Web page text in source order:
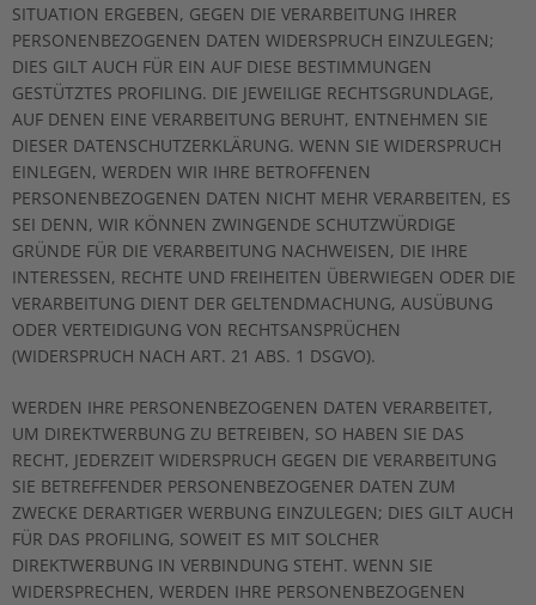
SITUATION ERGEBEN, GEGEN DIE VERARBEITUNG IHRER
PERSONENBEZOGENEN DATEN WIDERSPRUCH EINZULEGEN;
DIES GILT AUCH FÜR EIN AUF DIESE BESTIMMUNGEN
GESTÜTZTES PROFILING. DIE JEWEILIGE RECHTSGRUNDLAGE,
AUF DENEN EINE VERARBEITUNG BERUHT, ENTNEHMEN SIE
DIESER DATENSCHUTZERKLÄRUNG. WENN SIE WIDERSPRUCH
EINLEGEN, WERDEN WIR IHRE BETROFFENEN
PERSONENBEZOGENEN DATEN NICHT MEHR VERARBEITEN, ES
SEI DENN, WIR KÖNNEN ZWINGENDE SCHUTZWÜRDIGE
GRÜNDE FÜR DIE VERARBEITUNG NACHWEISEN, DIE IHRE
INTERESSEN, RECHTE UND FREIHEITEN ÜBERWIEGEN ODER DIE
VERARBEITUNG DIENT DER GELTENDMACHUNG, AUSÜBUNG
ODER VERTEIDIGUNG VON RECHTSANSPRÜCHEN
(WIDERSPRUCH NACH ART. 21 ABS. 1 DSGVO).
WERDEN IHRE PERSONENBEZOGENEN DATEN VERARBEITET,
UM DIREKTWERBUNG ZU BETREIBEN, SO HABEN SIE DAS
RECHT, JEDERZEIT WIDERSPRUCH GEGEN DIE VERARBEITUNG
SIE BETREFFENDER PERSONENBEZOGENER DATEN ZUM
ZWECKE DERARTIGER WERBUNG EINZULEGEN; DIES GILT AUCH
FÜR DAS PROFILING, SOWEIT ES MIT SOLCHER
DIREKTWERBUNG IN VERBINDUNG STEHT. WENN SIE
WIDERSPRECHEN, WERDEN IHRE PERSONENBEZOGENEN